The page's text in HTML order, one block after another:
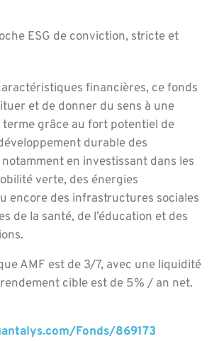
ESG de conviction, stricte et
financières, ce fonds
et de donner du sens à une
grâce au fort potentiel de
durable des
en investissant dans les
verte, des énergies
encore des infrastructures sociales
de la santé, de l’éducation et des
AMF est de 3/7, avec une liquidité
cible est de 5% / an net.
Fonds/869173